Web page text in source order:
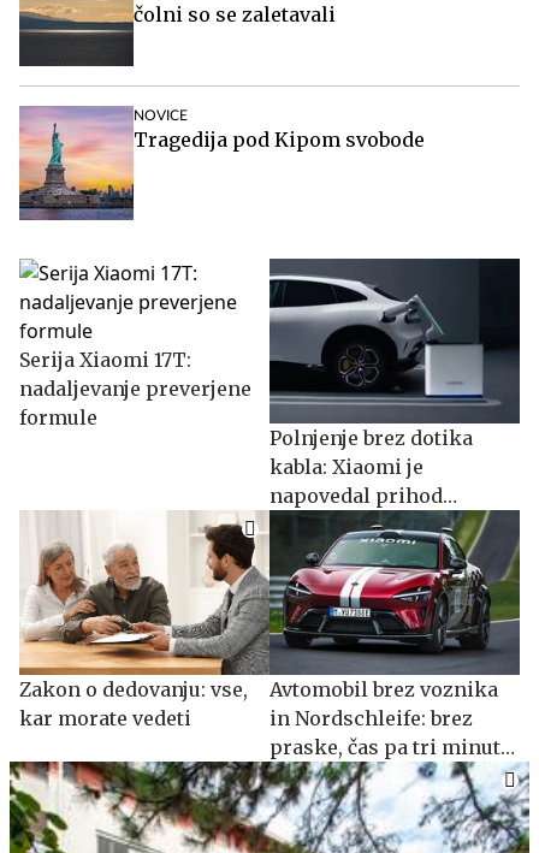
čolni so se zaletavali
NOVICE
Tragedija pod Kipom svobode
Serija Xiaomi 17T:
nadaljevanje preverjene
formule
Polnjenje brez dotika
kabla: Xiaomi je
napovedal prihod
robotske roke
Zakon o dedovanju: vse,
kar morate vedeti
Avtomobil brez voznika
in Nordschleife: brez
praske, čas pa tri minute
slabši #video